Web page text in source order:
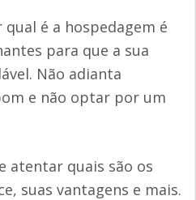
é a hospedagem é
para que a sua
Não adianta
e não optar por um
atentar quais são os
suas vantagens e mais.